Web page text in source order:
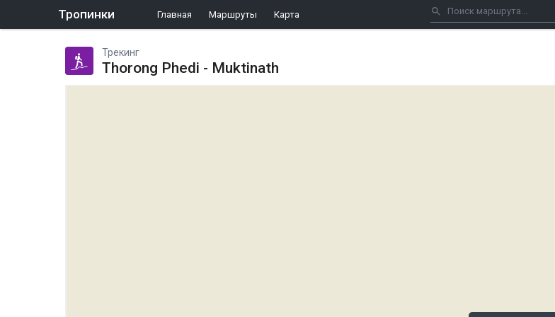
Тропинки Главная Маршруты Карта
Трекинг
Thorong Phedi - Muktinath